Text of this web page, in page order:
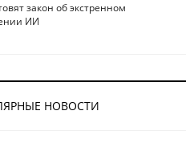
закон об экстренном
ИИ
НОВОСТИ